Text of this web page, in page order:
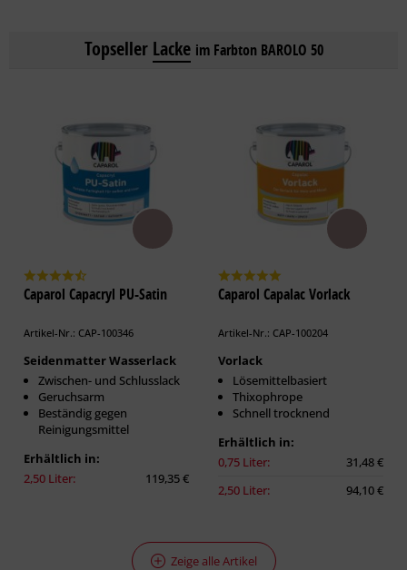
Topseller Lacke im Farbton BAROLO 50
Caparol Capacryl PU-Satin
Artikel-Nr.: CAP-100346
Seidenmatter Wasserlack
Zwischen- und Schlusslack
Geruchsarm
Beständig gegen
Reinigungsmittel
Erhältlich in:
2,50 Liter:
119,35 €
Caparol Capalac Vorlack
Artikel-Nr.: CAP-100204
Vorlack
Lösemittelbasiert
Thixophrope
Schnell trocknend
Erhältlich in:
0,75 Liter:
31,48 €
2,50 Liter:
94,10 €
Zeige alle Artikel